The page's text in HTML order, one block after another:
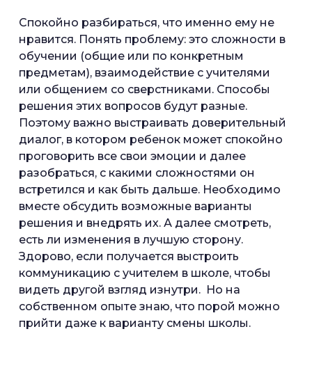
Спокойно разбираться, что именно ему не
нравится. Понять проблему: это сложности в
обучении (общие или по конкретным
предметам), взаимодействие с учителями
или общением со сверстниками. Способы
решения этих вопросов будут разные.
Поэтому важно выстраивать доверительный
диалог, в котором ребенок может спокойно
проговорить все свои эмоции и далее
разобраться, с какими сложностями он
встретился и как быть дальше. Необходимо
вместе обсудить возможные варианты
решения и внедрять их. А далее смотреть,
есть ли изменения в лучшую сторону.
Здорово, если получается выстроить
коммуникацию с учителем в школе, чтобы
видеть другой взгляд изнутри. Но на
собственном опыте знаю, что порой можно
прийти даже к варианту смены школы.